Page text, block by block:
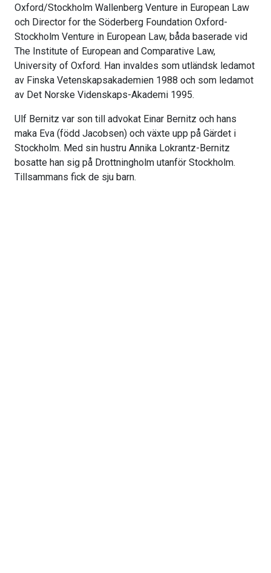
Oxford/Stockholm Wallenberg Venture in European Law
och Director for the Söderberg Foundation Oxford-
Stockholm Venture in European Law, båda baserade vid
The Institute of European and Comparative Law,
University of Oxford. Han invaldes som utländsk ledamot
av Finska Vetenskapsakademien 1988 och som ledamot
av Det Norske Videnskaps-Akademi 1995.
Ulf Bernitz var son till advokat Einar Bernitz och hans
maka Eva (född Jacobsen) och växte upp på Gärdet i
Stockholm. Med sin hustru Annika Lokrantz-Bernitz
bosatte han sig på Drottningholm utanför Stockholm.
Tillsammans fick de sju barn.